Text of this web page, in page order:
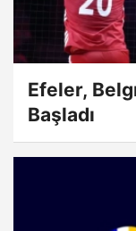
Efeler,
Başladı